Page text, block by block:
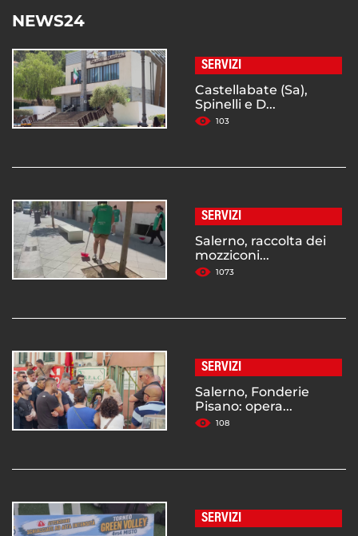
NEWS24
SERVIZI
Castellabate (Sa),
Spinelli e D...
103
SERVIZI
Salerno, raccolta dei
mozziconi...
1073
SERVIZI
Salerno, Fonderie
Pisano: opera...
108
SERVIZI